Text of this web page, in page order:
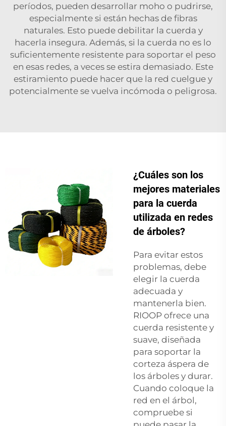
períodos, pueden desarrollar moho o pudrirse,
especialmente si están hechas de fibras
naturales. Esto puede debilitar la cuerda y
hacerla insegura. Además, si la cuerda no es lo
suficientemente resistente para soportar el peso
en esas redes, a veces se estira demasiado. Este
estiramiento puede hacer que la red cuelgue y
potencialmente se vuelva incómoda o peligrosa.
¿Cuáles son los
mejores materiales
para la cuerda
utilizada en redes
de árboles?
Para evitar estos
problemas, debe
elegir la cuerda
adecuada y
mantenerla bien.
RIOOP ofrece una
cuerda resistente y
suave, diseñada
para soportar la
corteza áspera de
los árboles y durar.
Cuando coloque la
red en el árbol,
compruebe si